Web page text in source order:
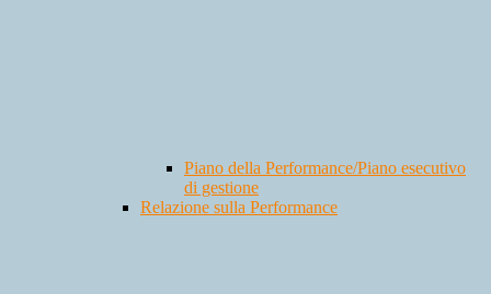
Piano della Performance/Piano esecutivo
di gestione
Relazione sulla Performance